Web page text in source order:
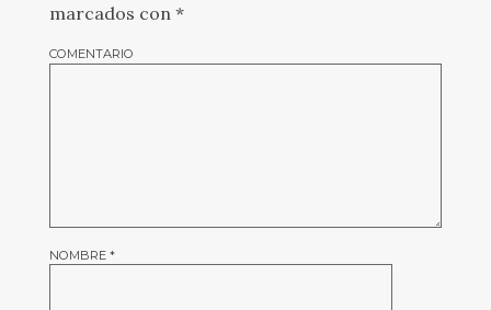
marcados con *
COMENTARIO
NOMBRE *